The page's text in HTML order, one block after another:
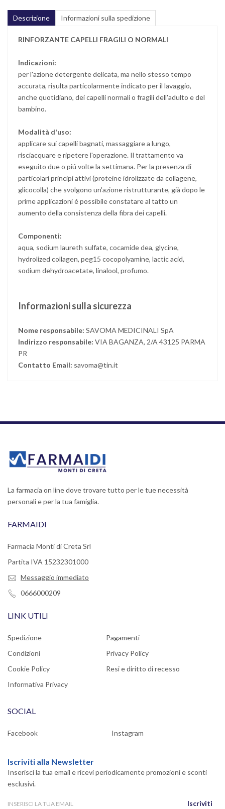
Descrizione Informazioni sulla spedizione
RINFORZANTE CAPELLI FRAGILI O NORMALI
Indicazioni:
per l'azione detergente delicata, ma nello stesso tempo
accurata, risulta particolarmente indicato per il lavaggio,
anche quotidiano, dei capelli normali o fragili dell'adulto e del
bambino.
Modalità d'uso:
applicare sui capelli bagnati, massaggiare a lungo,
risciacquare e ripetere l'operazione. Il trattamento va
eseguito due o piú volte la settimana. Per la presenza di
particolari principi attivi (proteine idrolizzate da collagene,
glicocolla) che svolgono un'azione ristrutturante, già dopo le
prime applicazioni é possibile constatare al tatto un
aumento della consistenza della fibra dei capelli.
Componenti:
aqua, sodium laureth sulfate, cocamide dea, glycine,
hydrolized collagen, peg15 cocopolyamine, lactic acid,
sodium dehydroacetate, linalool, profumo.
Informazioni sulla sicurezza
Nome responsabile: SAVOMA MEDICINALI SpA
Indirizzo responsabile: VIA BAGANZA, 2/A 43125 PARMA
PR
Contatto Email: savoma@tin.it
La farmacia on line dove trovare tutto per le tue necessità
personali e per la tua famiglia.
FARMAIDI
Farmacia Monti di Creta Srl
Partita IVA 15232301000
Messaggio immediato
0666000209
LINK UTILI
Spedizione
Pagamenti
Condizioni
Privacy Policy
Cookie Policy
Resi e diritto di recesso
Informativa Privacy
SOCIAL
Facebook Instagram
Iscriviti alla Newsletter
Inserisci la tua email e ricevi periodicamente promozioni e sconti
esclusivi.
Iscriviti